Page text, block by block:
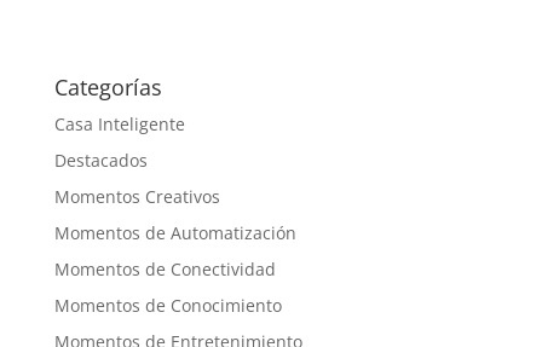
Categorías
Casa Inteligente
Destacados
Momentos Creativos
Momentos de Automatización
Momentos de Conectividad
Momentos de Conocimiento
Momentos de Entretenimiento